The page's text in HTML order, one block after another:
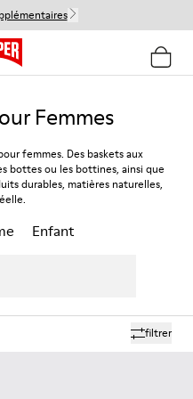
Femmes
femmes. Des baskets aux
bottes ou les bottines, ainsi que
durables, matières naturelles,
Enfant
filtrer